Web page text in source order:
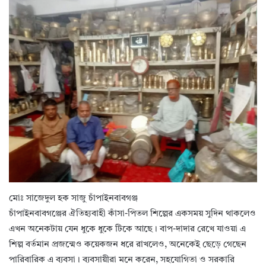
মোঃ সাজেদুল হক সাজু চাঁপাইনবাবগঞ্জ
চাঁপাইনবাবগঞ্জের ঐতিহ্যবাহী কাঁসা-পিতল শিল্পের একসময় সুদিন থাকলেও
এখন অনেকটায় যেন ধুকে ধুকে টিকে আছে। বাপ-দাদার রেখে যাওয়া এ
শিল্প বর্তমান প্রজন্মেও কয়েকজন ধরে রাখলেও, অনেকেই ছেড়ে গেছেন
পারিবারিক এ ব্যবসা। ব্যবসায়ীরা মনে করেন, সহযোগিতা ও সরকারি